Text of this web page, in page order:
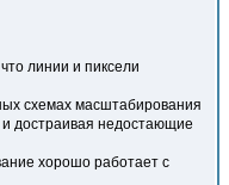
линии и пиксели
схемах масштабирования
достраивая недостающие
хорошо работает с